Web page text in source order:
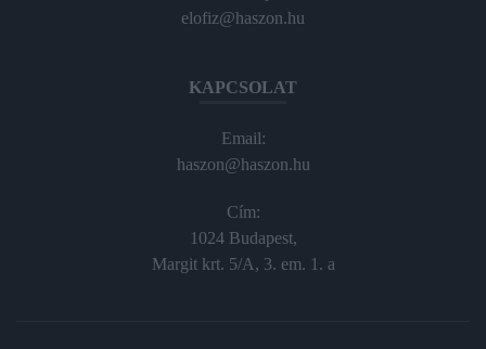
elofiz@haszon.hu
KAPCSOLAT
Email:
haszon@haszon.hu
Cím:
1024 Budapest,
Margit krt. 5/A, 3. em. 1. a